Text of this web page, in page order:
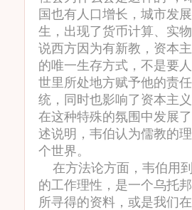
国也有人口增长，城市发
生，出现了货币计算、实
说西方因为有新教，资本
的唯一生存方式，不是要
世里所处地方赋予他的责
统，同时也影响了资本主
在这种特殊的氛围中发展
述说明，韦伯认为儒教的
个世界。
在方法论方面，韦伯用
的工作理性，是一个乌托
所寻得的资料，或是我们